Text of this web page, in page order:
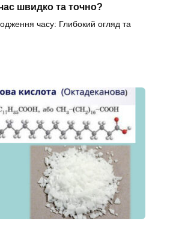
швидко та точно?
часу: Глибокий огляд та